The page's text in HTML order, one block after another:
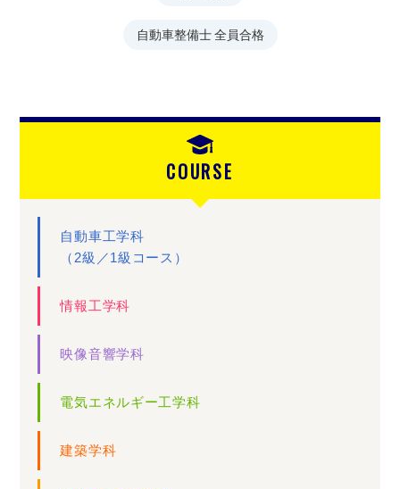
自動車整備士 全員合格
COURSE
自動車工学科
（2級／1級コース）
情報工学科
映像音響学科
電気エネルギー工学科
建築学科